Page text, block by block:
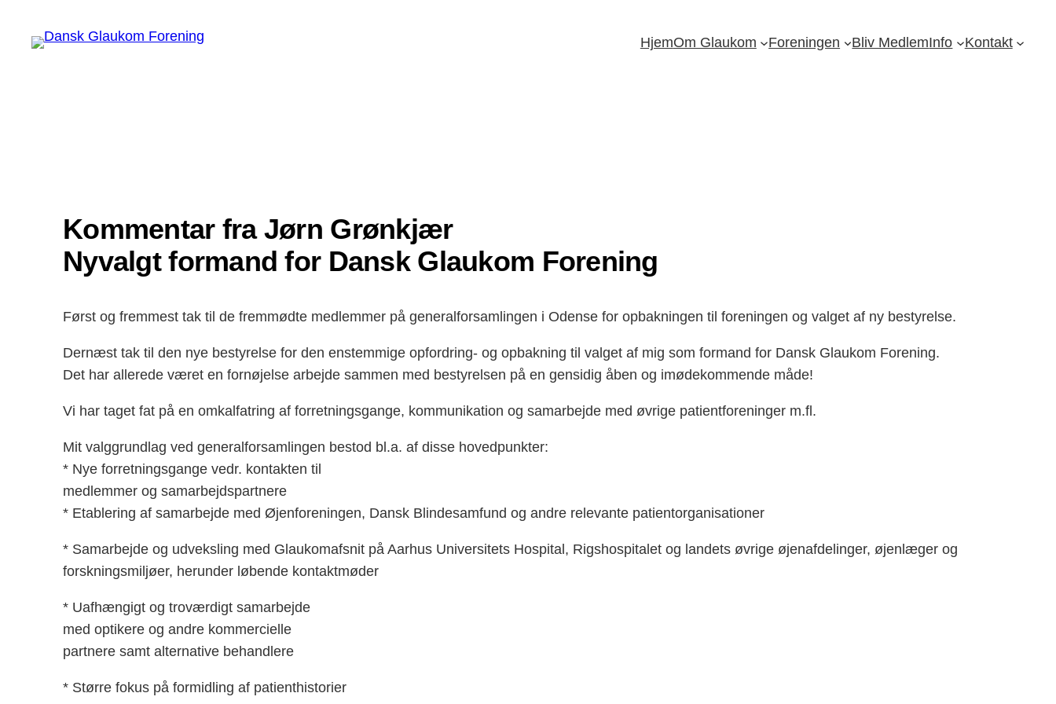
HjemOm Glaukom Foreningen Bliv MedlemInfo Kontakt
Kommentar fra Jørn Grønkjær
Nyvalgt formand for Dansk Glaukom Forening
Først og fremmest tak til de fremmødte medlemmer på generalforsamlingen i Odense for opbakningen til foreningen og valget af ny bestyrelse.
Dernæst tak til den nye bestyrelse for den enstemmige opfordring- og opbakning til valget af mig som formand for Dansk Glaukom Forening.
Det har allerede været en fornøjelse arbejde sammen med bestyrelsen på en gensidig åben og imødekommende måde!
Vi har taget fat på en omkalfatring af forretningsgange, kommunikation og samarbejde med øvrige patientforeninger m.fl.
Mit valggrundlag ved generalforsamlingen bestod bl.a. af disse hovedpunkter:
* Nye forretningsgange vedr. kontakten til
medlemmer og samarbejdspartnere
* Etablering af samarbejde med Øjenforeningen, Dansk Blindesamfund og andre relevante patientorganisationer
* Samarbejde og udveksling med Glaukomafsnit på Aarhus Universitets Hospital, Rigshospitalet og landets øvrige øjenafdelinger, øjenlæger og
forskningsmiljøer, herunder løbende kontaktmøder
* Uafhængigt og troværdigt samarbejde
med optikere og andre kommercielle
partnere samt alternative behandlere
* Større fokus på formidling af patienthistorier